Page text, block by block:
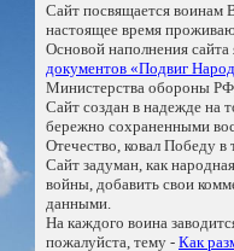
Сайт посвящается воинам
настоящее время
Основой наполнения
документов «Подвиг
Министерства обороны
Сайт создан в надежде на
бережно сохраненными
Отечество, ковал Победу
Сайт задуман, как
войны, добавить свои
данными.
На каждого воина
пожалуйста, тему - Как